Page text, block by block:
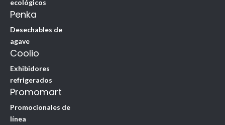
ecológicos
Penka
Desechables de
agave
Coolio
Exhibidores
refrigerados
Promomart
Promocionales de
línea